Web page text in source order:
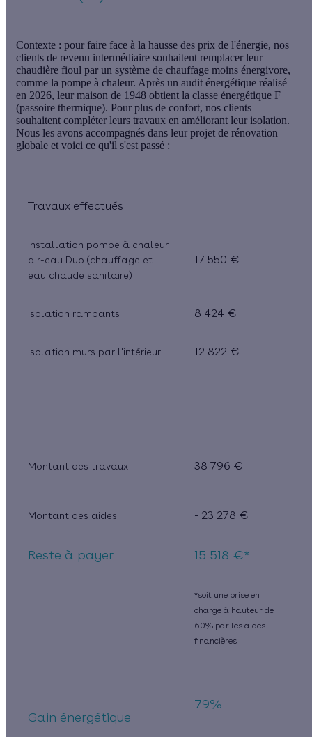
Contexte : pour faire face à la hausse des prix de l'énergie, nos
clients de revenu intermédiaire souhaitent remplacer leur
chaudière fioul par un système de chauffage moins énergivore,
comme la pompe à chaleur. Après un audit énergétique réalisé
en 2026, leur maison de 1948 obtient la classe énergétique F
(passoire thermique). Pour plus de confort, nos clients
souhaitent compléter leurs travaux en améliorant leur isolation.
Nous les avons accompagnés dans leur projet de rénovation
globale et voici ce qu'il s'est passé :
Travaux effectués
Installation pompe à chaleur
air-eau Duo (chauffage et
eau chaude sanitaire)
17 550 €
Isolation rampants 8 424 €
Isolation murs par l'intérieur 12 822 €
Montant des travaux 38 796 €
Montant des aides - 23 278 €
Reste à payer 15 518 €*
*soit une prise en
charge à hauteur de
60% par les aides
financières
Gain énergétique
79%